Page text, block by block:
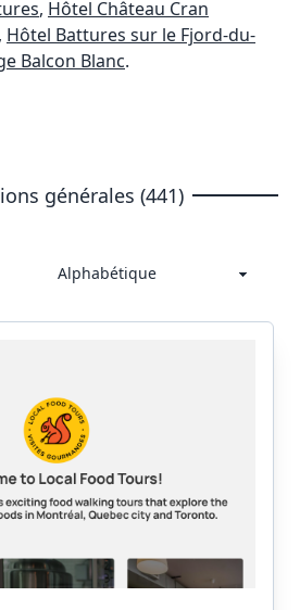
, Hôtel Château Cran
, Hôtel Battures sur le Fjord-du-
Balcon Blanc.
générales (441)